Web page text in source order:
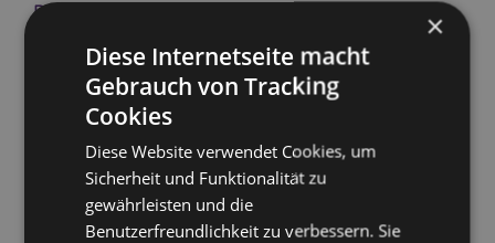
Produktbeschreibung
Squidglys Adoramals Duke the Capybara Wasserschwein
Plüschtier
Material:Velboa (hochfloriger Kunstpelzstoff)
CE gekennzeichnet:Ja
Nicht geeignet für: 0 - 3 Jahre
EN71:
×
Diese Internetseite macht
Gebrauch von Tracking
Cookies
Diese Website verwendet Cookies, um
Sicherheit und Funktionalität zu
gewährleisten und die
Benutzerfreundlichkeit zu verbessern. Sie